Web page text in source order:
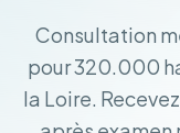
Consultation
pour 320.000
la Loire.